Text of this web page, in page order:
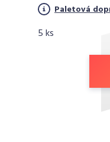
Paletová
5 ks